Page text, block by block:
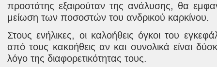
προστάτης εξαιρούταν της ανάλυσης, θα
μείωση των ποσοστών του ανδρικού καρκίνου.
Στους ενήλικες, οι καλοήθεις όγκοι του
από τους κακοήθεις αν και συνολικά είναι
λόγο της διαφορετικότητας τους.